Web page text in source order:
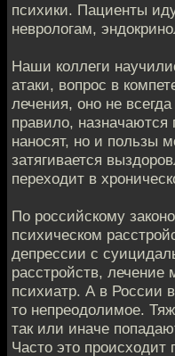
психики. Пациенты
неврологам,
Наши коллеги
атаки, вопрос в
лечения, оно не
правило, назначаются
наносят, но и пользы
затягивается
переходит в
По российскому
психическом
депрессии с
расстройств, лечение
психиатр. А в России
то непреодолимое.
так или иначе
Часто это